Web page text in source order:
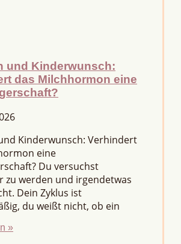
und Kinderwunsch:
das Milchhormon eine
Kinderwunsch: Verhindert
eine
Du versuchst
zu werden und irgendetwas
Dein Zyklus ist
du weißt nicht, ob ein
»